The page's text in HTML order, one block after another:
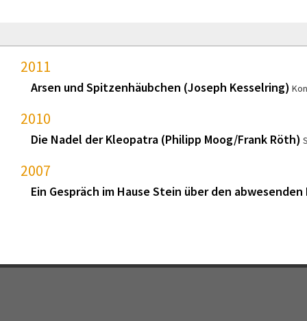
2011
Arsen und Spitzenhäubchen (Joseph Kesselring)
2010
Die Nadel der Kleopatra (Philipp Moog/Frank Röth)
2007
Ein Gespräch im Hause Stein über den